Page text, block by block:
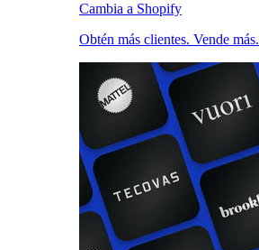
Cambia a Shopify
Obtén más clientes. Vende más.